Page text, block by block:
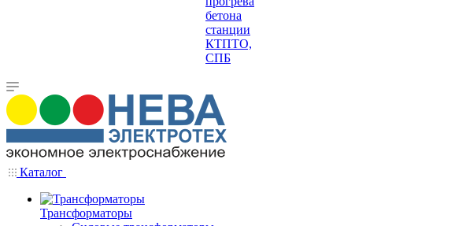
бетона
станции
КТПТО,
СПБ
Каталог
Трансформаторы